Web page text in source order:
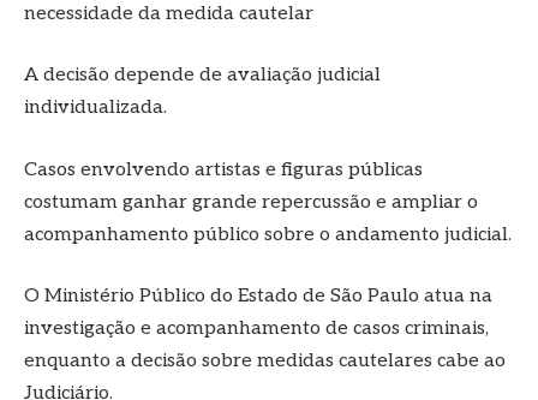
necessidade da medida cautelar
A decisão depende de avaliação judicial
individualizada.
Casos envolvendo artistas e figuras públicas
costumam ganhar grande repercussão e ampliar o
acompanhamento público sobre o andamento judicial.
O Ministério Público do Estado de São Paulo atua na
investigação e acompanhamento de casos criminais,
enquanto a decisão sobre medidas cautelares cabe ao
Judiciário.